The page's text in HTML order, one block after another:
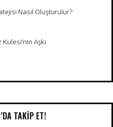
Nasıl Oluşturulur?
Aşkı
TAKIP ET!